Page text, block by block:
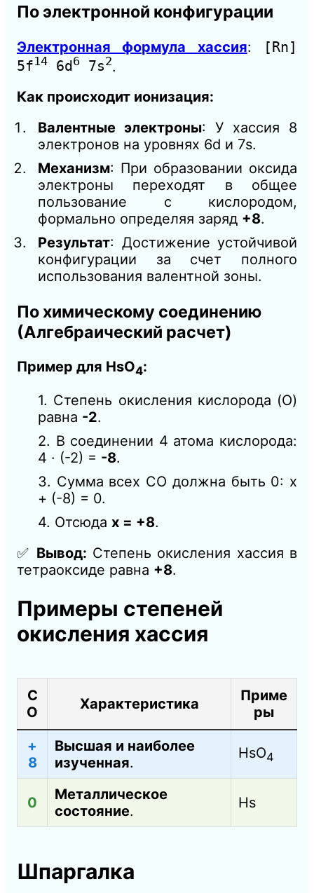
По электронной конфигурации
Электронная формула хассия:
[Rn]
5f14 6d6 7s2.
Как происходит ионизация:
Валентные электроны: У хассия 8
электронов на уровнях 6d и 7s.
Механизм: При образовании оксида
электроны переходят в общее
пользование с кислородом,
формально определяя заряд +8.
Результат: Достижение устойчивой
конфигурации за счет полного
использования валентной зоны.
По химическому соединению
(Алгебраический расчет)
Пример для HsO4:
1. Степень окисления кислорода (O)
равна -2.
2. В соединении 4 атома кислорода:
4 · (-2) = -8.
3. Сумма всех СО должна быть 0: x
+ (-8) = 0.
4. Отсюда x = +8.
✅ Вывод: Степень окисления хассия в
тетраоксиде равна +8.
Примеры степеней
окисления хассия
С
О
Характеристика
Приме
ры
+
8
Высшая и наиболее
изученная.
HsO4
0
Металлическое
состояние. Hs
Шпаргалка